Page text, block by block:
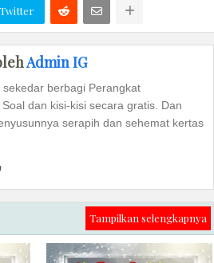
Twitter
Admin IG
sekedar berbagi Perangkat
dan kisi-kisi secara gratis. Dan
serapih dan sehemat kertas
Tampilkan selengkapnya